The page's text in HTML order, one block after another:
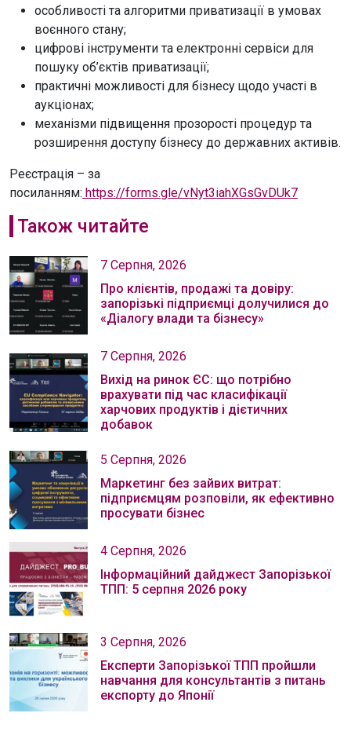
особливості та алгоритми приватизації в умовах
воєнного стану;
цифрові інструменти та електронні сервіси для
пошуку об’єктів приватизації;
практичні можливості для бізнесу щодо участі в
аукціонах;
механізми підвищення прозорості процедур та
розширення доступу бізнесу до державних активів.
Реєстрація – за
посиланням: https://forms.gle/vNyt3iahXGsGvDUk7
Також читайте
7 Серпня, 2026
Про клієнтів, продажі та довіру:
запорізькі підприємці долучилися до
«Діалогу влади та бізнесу»
7 Серпня, 2026
Вихід на ринок ЄС: що потрібно
врахувати під час класифікації
харчових продуктів і дієтичних
добавок
5 Серпня, 2026
Маркетинг без зайвих витрат:
підприємцям розповіли, як ефективно
просувати бізнес
4 Серпня, 2026
Інформаційний дайджест Запорізької
ТПП: 5 серпня 2026 року
3 Серпня, 2026
Експерти Запорізької ТПП пройшли
навчання для консультантів з питань
експорту до Японії